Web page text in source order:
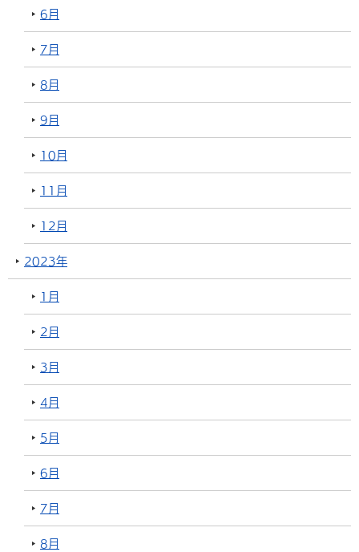
6月
7月
8月
9月
10月
11月
12月
2023年
1月
2月
3月
4月
5月
6月
7月
8月